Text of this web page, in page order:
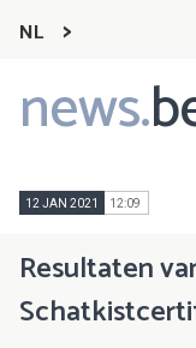
NL
news.
Main
navigation
12 JAN 2021 12:09
Resultaten